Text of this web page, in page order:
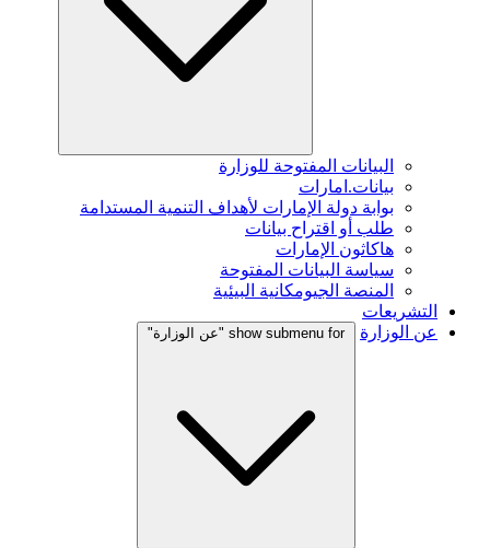
البيانات المفتوحة للوزارة
بيانات.امارات
بوابة دولة الإمارات لأهداف التنمية المستدامة
طلب أو اقتراح بيانات
هاكاثون الإمارات
سياسة البيانات المفتوحة
المنصة الجيومكانية البيئية
التشريعات
عن الوزارة
show submenu for "عن الوزارة"